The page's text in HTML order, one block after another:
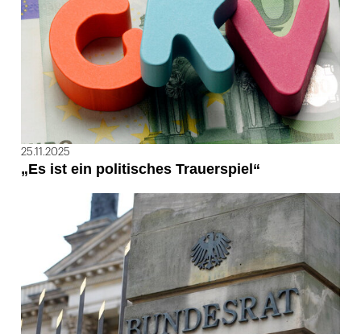
25.11.2025
„Es ist ein politisches Trauerspiel“